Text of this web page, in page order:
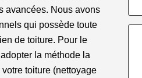
avancées. Nous avons
qui possède toute
de toiture. Pour le
la méthode la
toiture (nettoyage